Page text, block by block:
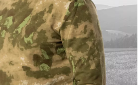
МВДФСБОбувьГоловные